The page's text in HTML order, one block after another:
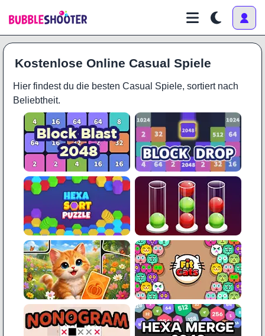
Kostenlose Online Casual Spiele
Hier findest du die besten Casual Spiele, sortiert nach
Beliebtheit.